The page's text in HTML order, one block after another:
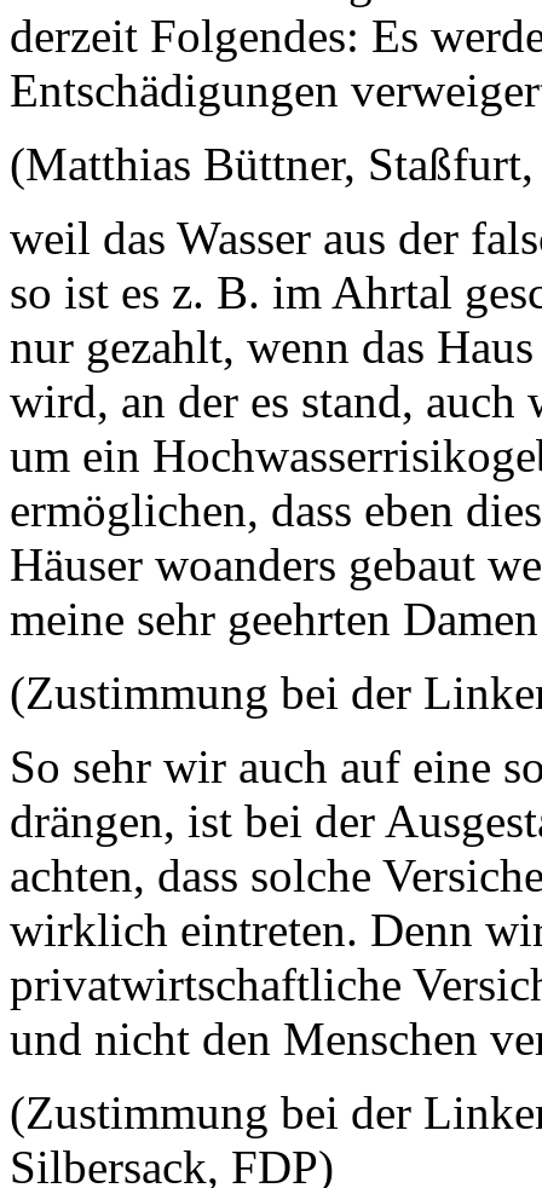
derzeit Folgendes: Es
Entschädigungen
(Matthias Büttner,
weil das Wasser aus der
so ist es z. B. im Ahrtal
nur gezahlt, wenn das
wird, an der es stand, auch
um ein
ermöglichen, dass eben
Häuser woanders gebaut
meine sehr geehrten
(Zustimmung bei der
So sehr wir auch auf eine
drängen, ist bei der
achten, dass solche
wirklich eintreten. Denn
privatwirtschaftliche
und nicht den Menschen
(Zustimmung bei der
Silbersack, FDP)